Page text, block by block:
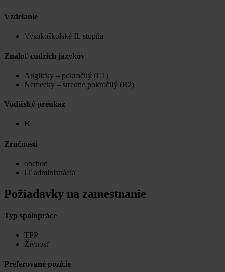
Vzdelanie
Vysokoškolské II. stupňa
Znaloť cudzích jazykov
Anglicky – pokročilý (C1)
Nemecky – stredne pokročilý (B2)
Vodičský preukaz
B
Zručnosti
obchod
IT administrácia
Požiadavky na zamestnanie
Typ spolupráce
TPP
Živnosť
Preferované pozície